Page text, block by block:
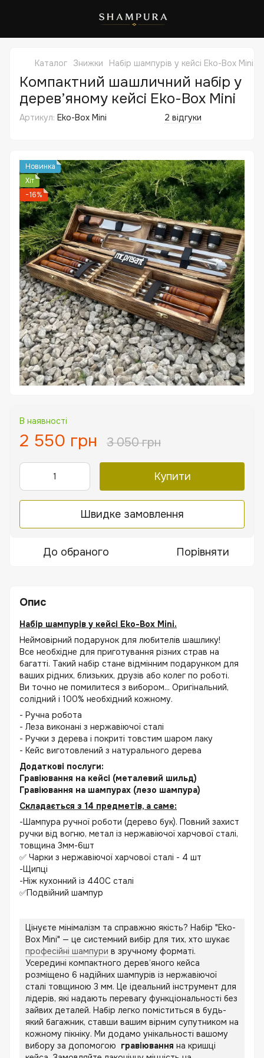
Каталог Знижки Набір шампурів у кейсі Eko-Box Mini.
Компактний шашличний набір у
дерев’яному кейсі Eko-Box Mini
Артикул: Eko-Box Mini 2 відгуки
Новинка
Хіт
−16%
В наявності
2 550 грн 3 050 грн
Купити
Швидке замовлення
До обраного Порівняти
Опис
Набір шампурів у кейсі Eko-Box Mini.
Неймовірний подарунок для любителів шашлику!
Все необхідне для приготування різних страв на
багатті. Такий набір стане відмінним подарунком для
ваших рідних, близьких, друзів або колег по роботі.
Ви точно не помилитеся з вибором... Оригінальний,
солідний і 100% необхідний кожному.
- Ручна робота
- Леза виконані з нержавіючої сталі
- Ручки з дерева і покриті товстим шаром лаку
- Кейс виготовлений з натурального дерева
Додаткові послуги:
Гравіювання на кейсі (металевий шильд)
Гравіювання на шампурах (лезо шампура)
Складається з 14 предметів, а саме:
-Шампура ручної роботи (дерево бук). Повний захист
ручки від вогню, метал із нержавіючої харчової сталі,
товщина 3мм-6шт
✅ Чарки з нержавіючої харчової сталі - 4 шт
-Щипці
-Ніж кухонний із 440С сталі
✅Подвійний шампур
Цінуєте мінімалізм та справжню якість? Набір "Eko-
Box Mini" — це системний вибір для тих, хто шукає
професійні шампури в зручному форматі.
Усередині компактного дерев’яного кейса
розміщено 6 надійних шампурів із нержавіючої
сталі товщиною 3 мм. Це ідеальний інструмент для
лідерів, які надають перевагу функціональності без
зайвих деталей. Набір легко поміститься в будь-
який багажник, ставши вашим вірним супутником на
кожному пікніку. Ми додамо унікальності вашому
вибору за допомогою гравіювання на кришці